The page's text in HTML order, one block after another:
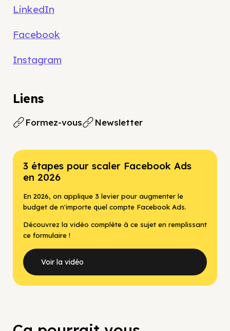
LinkedIn
Facebook
Instagram
Liens
Formez-vous Newsletter
3 étapes pour scaler Facebook Ads
en 2026
En 2026, on applique 3 levier pour augmenter le
budget de n'importe quel compte Facebook Ads.
Découvrez la vidéo complète à ce sujet en remplissant
ce formulaire !
Voir la vidéo